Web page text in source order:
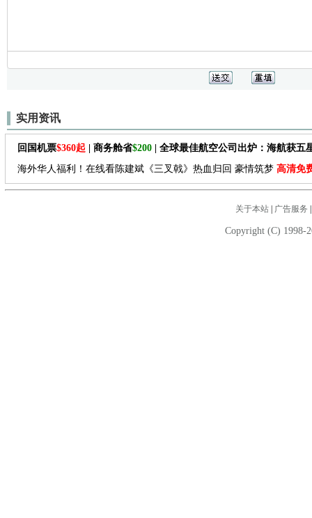
实用资讯
回国机票$360起 | 商务舱省$200 | 全球最佳航空公司出炉：海航获五
海外华人福利！在线看陈建斌《三叉戟》热血归回 豪情筑梦 高清免
关于本站| 广告服务
Copyright (C) 1998-